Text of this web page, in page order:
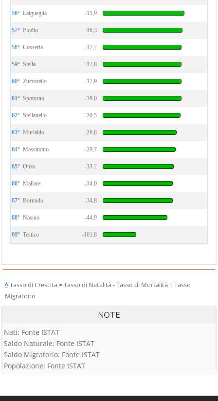
56° Laigueglia -11,9
57° Plodio -16,3
58° Cosseria -17,7
59° Stella -17,8
60° Zuccarello -17,9
61° Spotorno -18,0
62° Stellanello -20,5
63° Murialdo -26,8
64° Massimino -29,7
65° Onzo -33,2
66° Mallare -34,0
67° Bormida -34,8
68° Nasino -44,9
69° Testico -101,8
^Tasso di Crescita = Tasso di Natalità - Tasso di Mortalità + Tasso
Migratorio
NOTE
Nati: Fonte ISTAT
Saldo Naturale: Fonte ISTAT
Saldo Migratorio: Fonte ISTAT
Popolazione: Fonte ISTAT